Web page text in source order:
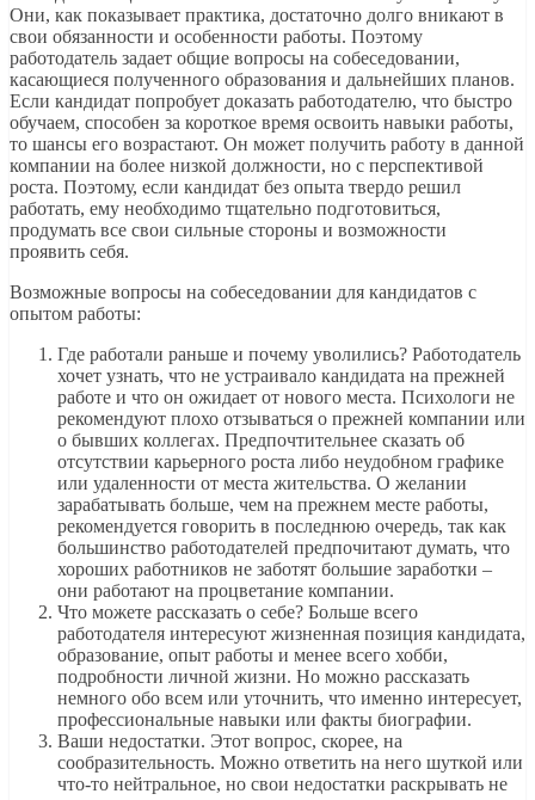
Они, как показывает практика, достаточно долго вникают в
свои обязанности и особенности работы. Поэтому
работодатель задает общие вопросы на собеседовании,
касающиеся полученного образования и дальнейших планов.
Если кандидат попробует доказать работодателю, что быстро
обучаем, способен за короткое время освоить навыки работы,
то шансы его возрастают. Он может получить работу в данной
компании на более низкой должности, но с перспективой
роста. Поэтому, если кандидат без опыта твердо решил
работать, ему необходимо тщательно подготовиться,
продумать все свои сильные стороны и возможности
проявить себя.
Возможные вопросы на собеседовании для кандидатов с
опытом работы:
Где работали раньше и почему уволились? Работодатель
хочет узнать, что не устраивало кандидата на прежней
работе и что он ожидает от нового места. Психологи не
рекомендуют плохо отзываться о прежней компании или
о бывших коллегах. Предпочтительнее сказать об
отсутствии карьерного роста либо неудобном графике
или удаленности от места жительства. О желании
зарабатывать больше, чем на прежнем месте работы,
рекомендуется говорить в последнюю очередь, так как
большинство работодателей предпочитают думать, что
хороших работников не заботят большие заработки –
они работают на процветание компании.
Что можете рассказать о себе? Больше всего
работодателя интересуют жизненная позиция кандидата,
образование, опыт работы и менее всего хобби,
подробности личной жизни. Но можно рассказать
немного обо всем или уточнить, что именно интересует,
профессиональные навыки или факты биографии.
Ваши недостатки. Этот вопрос, скорее, на
сообразительность. Можно ответить на него шуткой или
что-то нейтральное, но свои недостатки раскрывать не